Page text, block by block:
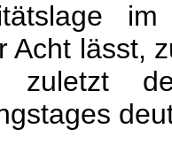
im
Acht lässt,
zuletzt